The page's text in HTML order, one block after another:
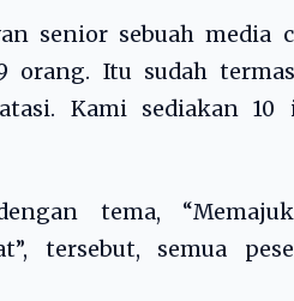
senior sebuah
orang. Itu sudah
Kami sediakan
tema,
tersebut, semua